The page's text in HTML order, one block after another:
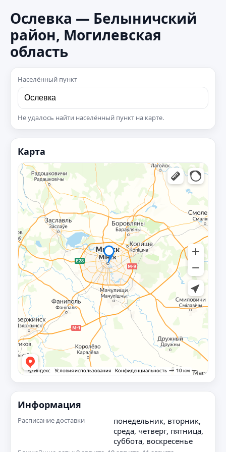
Ослевка — Белыничский
район, Могилевская
область
Населённый пункт
Не удалось найти населённый пункт на карте.
Карта
Информация
Расписание доставки
понедельник, вторник,
среда, четверг, пятница,
суббота, воскресенье